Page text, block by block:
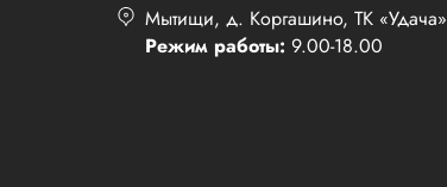
Мытищи, д. Коргашино, ТК «Удача»
Режим работы: 9.00-18.00